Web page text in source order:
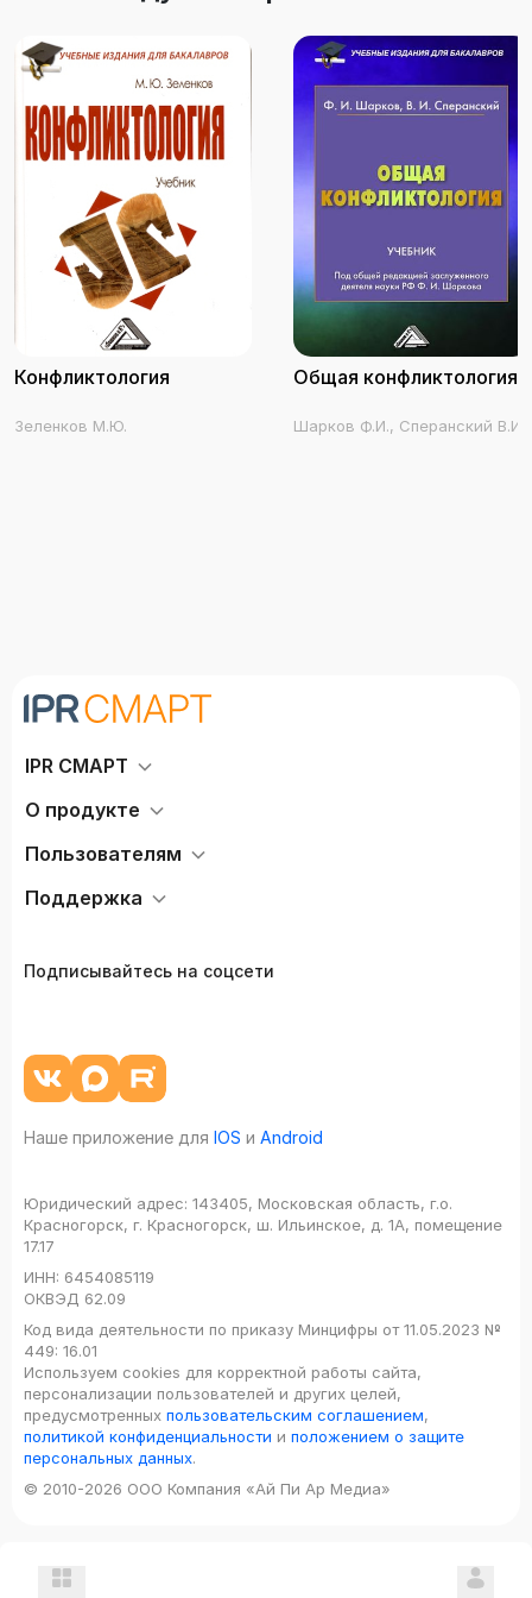
культурноцивилизационном. Пособие
предназначено для студентов, аспирантов,
преподавателей гуманитарных
специальностей, научных работников и
специалистов в области управления, а также
для всех, кто интересуется теорией анализа и
разрешения конфликтов и ее применениями.
Конфликтология
Зеленков М.Ю.
Общая конфликтология
Шарков Ф.И., Сперанский В.И.
IPR СМАРТ
О продукте
Пользователям
Поддержка
Подписывайтесь на соцсети
Наше приложение для IOS и Android
Юридический адрес: 143405, Московская область, г.о.
Красногорск, г. Красногорск, ш. Ильинское, д. 1А, помещение
17.17
ИНН: 6454085119
ОКВЭД 62.09
Код вида деятельности по приказу Минцифры от 11.05.2023 №
449: 16.01
Используем cookies для корректной работы сайта,
персонализации пользователей и других целей,
предусмотренных пользовательским соглашением,
политикой конфиденциальности и положением о защите
персональных данных.
© 2010-2026 ООО Компания «Ай Пи Ар Медиа»